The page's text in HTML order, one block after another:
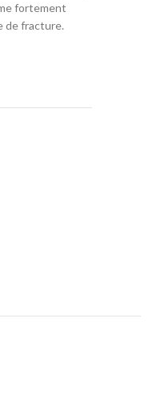
fortement
de fracture.